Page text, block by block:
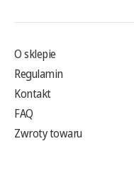
O sklepie
Regulamin
Kontakt
FAQ
Zwroty towaru